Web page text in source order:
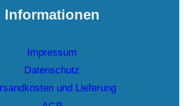
Informationen
Impressum
Datenschutz
und Lieferung